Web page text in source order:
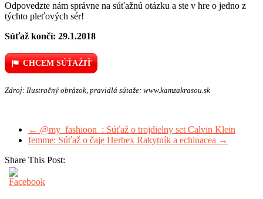
Odpovedzte nám správne na súťažnú otázku a ste v hre o jedno z
týchto pleťových sér!
Súťaž končí: 29.1.2018
CHCEM SÚŤAŽIŤ
Zdroj: Ilustračný obrázok, pravidlá sútaže: www.kamzakrasou.sk
← @my_fashioon_: Súťaž o trojdielny set Calvin Klein
femme: Súťaž o čaje Herbex Rakytník a echinacea →
Share This Post: